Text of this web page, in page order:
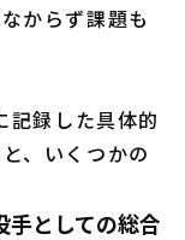
からず課題も
録した具体的
、いくつかの
手としての総合